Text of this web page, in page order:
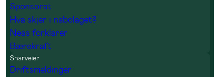
Sponsorat
Hva skjer i nabolaget?
Neas forklarer
Bærekraft
Snarveier
Driftsmeldinger